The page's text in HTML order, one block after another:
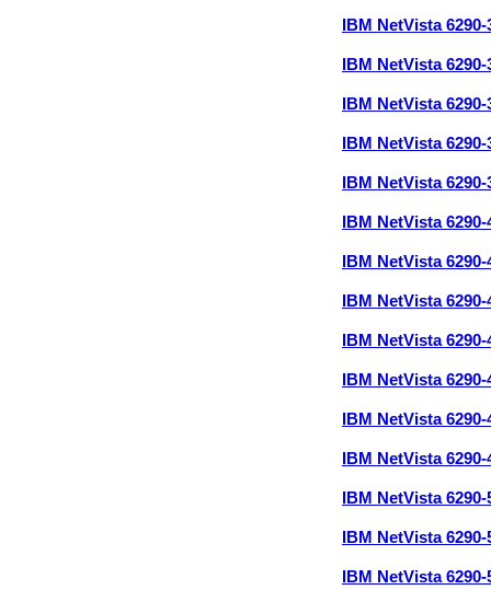
IBM NetVista
IBM NetVista
IBM NetVista
IBM NetVista
IBM NetVista
IBM NetVista
IBM NetVista
IBM NetVista
IBM NetVista
IBM NetVista
IBM NetVista
IBM NetVista
IBM NetVista
IBM NetVista
IBM NetVista